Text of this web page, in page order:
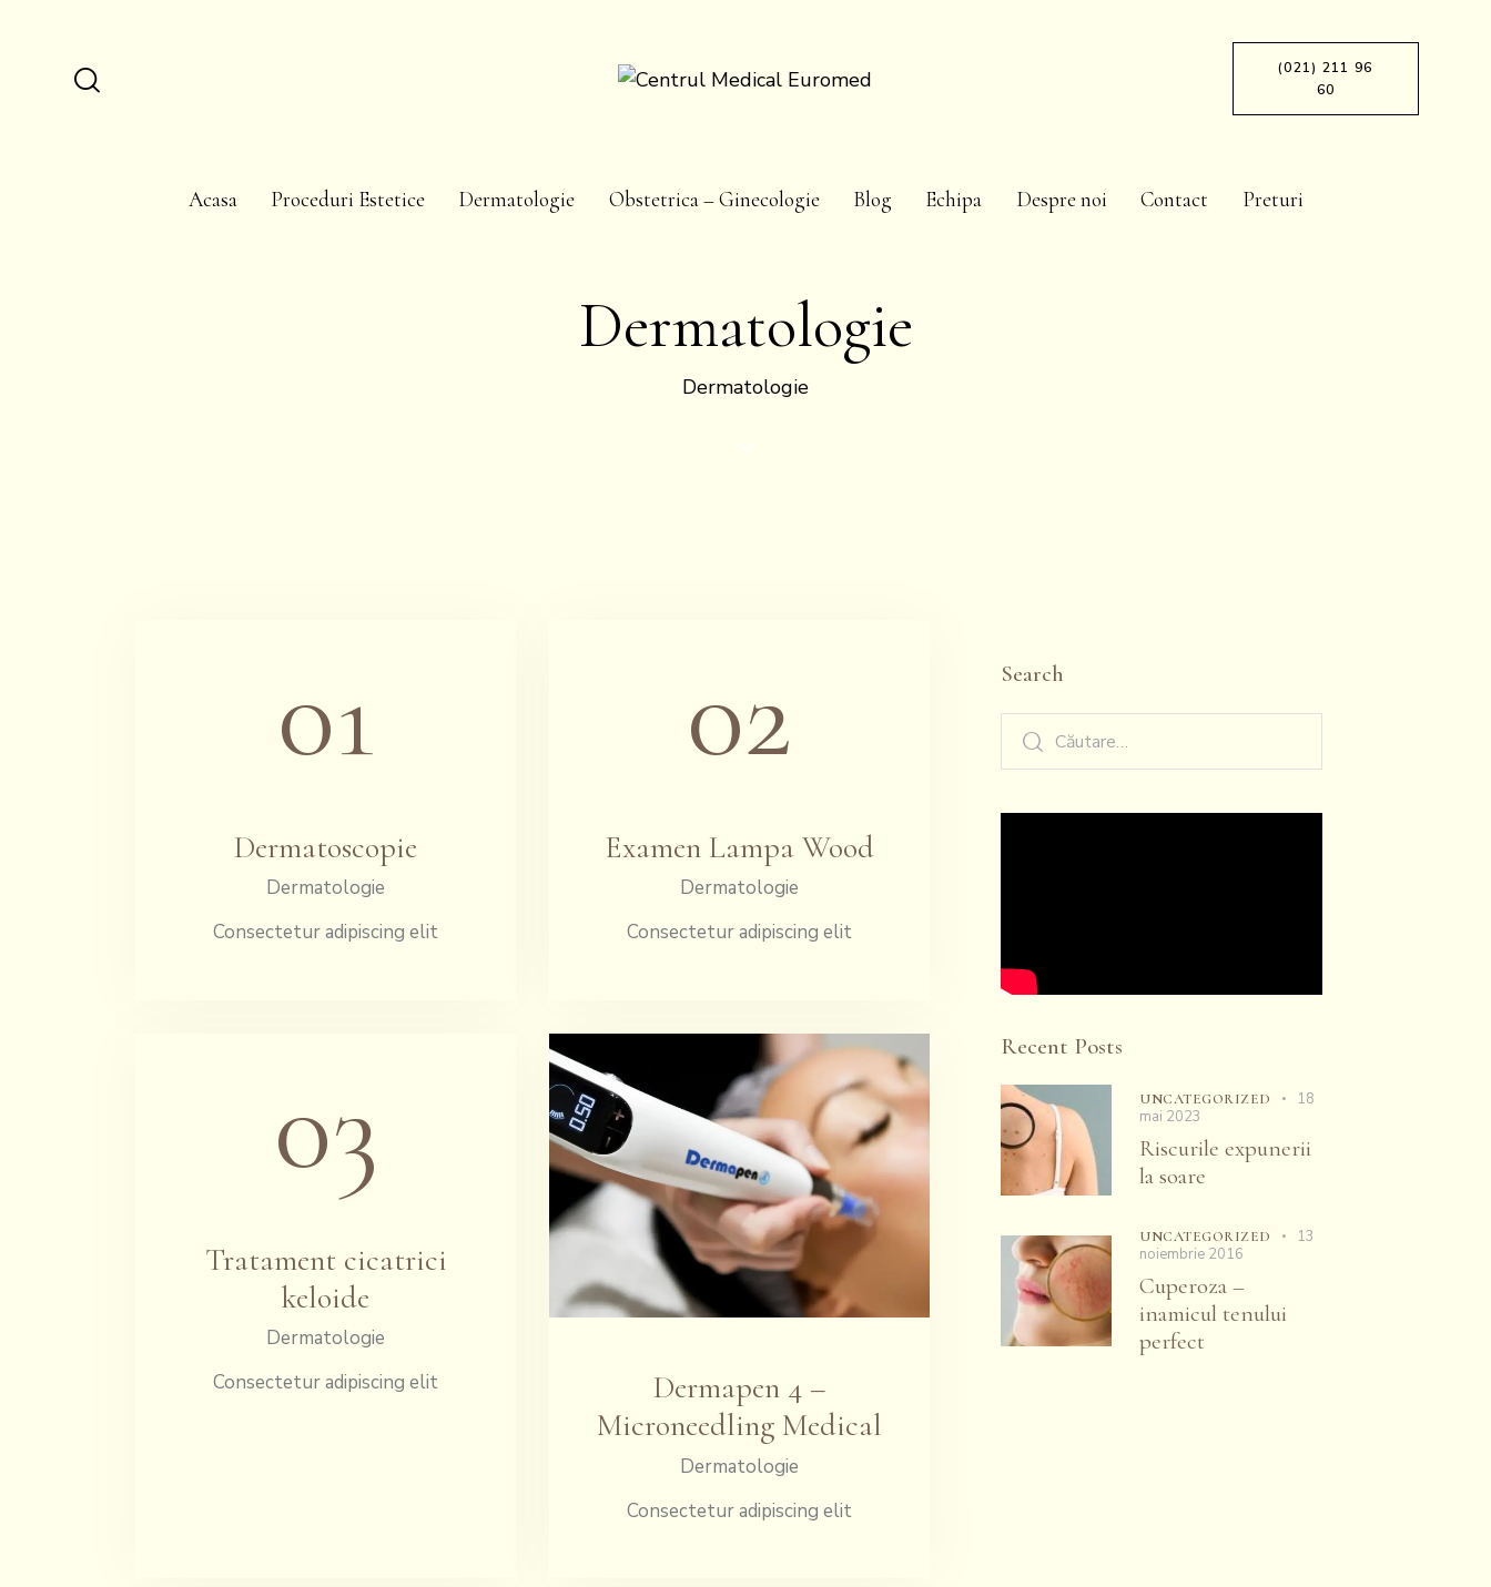
(021) 211 96
60
Acasa Proceduri Estetice Dermatologie Obstetrica – Ginecologie Blog Echipa Despre noi Contact Preturi
Dermatologie
Dermatologie
01
Dermatoscopie
Dermatologie
Consectetur adipiscing elit
02
Examen Lampa Wood
Dermatologie
Consectetur adipiscing elit
03
Tratament cicatrici
keloide
Dermatologie
Consectetur adipiscing elit
Dermapen 4 –
Microneedling Medical
Dermatologie
Consectetur adipiscing elit
Search
Recent Posts
UNCATEGORIZED
18
mai 2023
Riscurile expunerii
la soare
UNCATEGORIZED
13
noiembrie 2016
Cuperoza –
inamicul tenului
perfect